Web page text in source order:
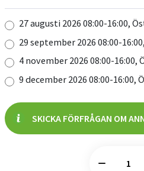
27 augusti 2026 08:00-16:00,
29 september 2026 08:00-
4 november 2026 08:00-16:00,
9 december 2026 08:00-16:00,
SKICKA FÖRFRÅGAN OM